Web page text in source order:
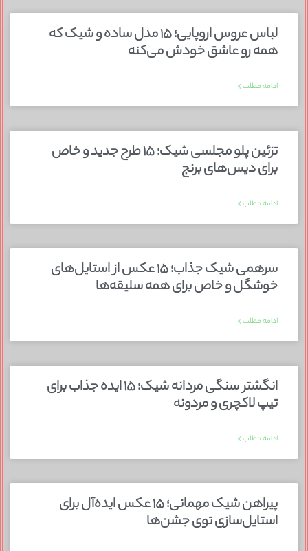
لباس عروس اروپایی؛ ۱۵ مدل ساده و شیک که
همه رو عاشق خودش می‌کنه
ادامه مطلب »
تزئین پلو مجلسی شیک؛ ۱۵ طرح جدید و خاص
برای دیس‌های برنج
ادامه مطلب »
سرهمی شیک جذاب؛ ۱۵ عکس از استایل‌های
خوشگل و خاص برای همه سلیقه‌ها
ادامه مطلب »
انگشتر سنگی مردانه شیک؛ ۱۵ ایده جذاب برای
تیپ لاکچری و مردونه
ادامه مطلب »
پیراهن شیک مهمانی؛ ۱۵ عکس ایده‌آل برای
استایل‌سازی توی جشن‌ها